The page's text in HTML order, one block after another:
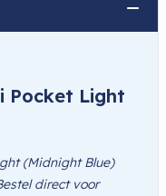
Pocket Light
(Midnight Blue)
direct voor